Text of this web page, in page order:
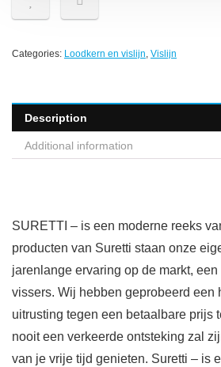
Categories: Loodkern en vislijn, Vislijn
Description
Additional information
SURETTI – is een moderne reeks
producten van Suretti staan onze
jarenlange ervaring op de markt,
vissers. Wij hebben geprobeerd een
uitrusting tegen een betaalbare prijs
nooit een verkeerde ontsteking zal
van je vrije tijd genieten. Suretti – is